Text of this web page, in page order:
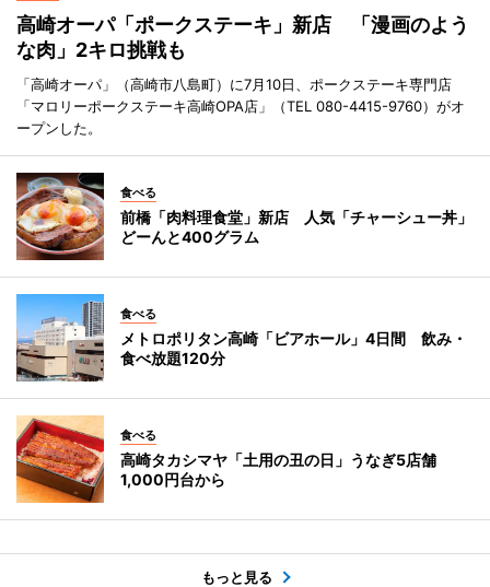
高崎オーパ「ポークステーキ」新店 「漫画のよう
な肉」2キロ挑戦も
「高崎オーパ」（高崎市八島町）に7月10日、ポークステーキ専門店
「マロリーポークステーキ高崎OPA店」（TEL 080-4415-9760）がオ
ープンした。
食べる
前橋「肉料理食堂」新店 人気「チャーシュー丼」
どーんと400グラム
食べる
メトロポリタン高崎「ビアホール」4日間 飲み・
食べ放題120分
食べる
高崎タカシマヤ「土用の丑の日」うなぎ5店舗
1,000円台から
もっと見る